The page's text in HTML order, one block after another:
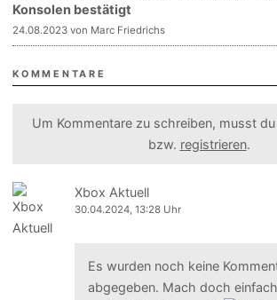
Konsolen bestätigt
24.08.2023 von Marc Friedrichs
KOMMENTARE
Um Kommentare zu schreiben, musst
bzw. registrieren.
Xbox Aktuell
30.04.2024, 13:28 Uhr
Es wurden noch keine
abgegeben. Mach doch